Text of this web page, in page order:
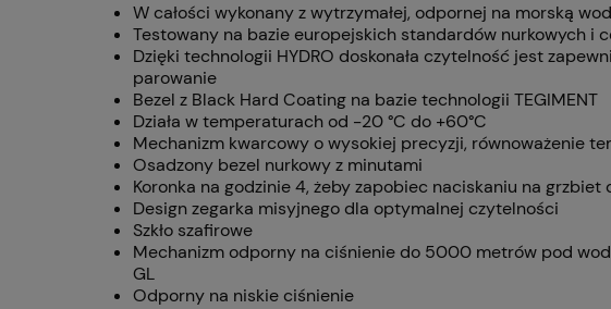
W całości wykonany z wytrzymałej, odpornej na morską
Testowany na bazie europejskich standardów nurkowych i
Dzięki technologii HYDRO doskonała czytelność jest
parowanie
Bezel z Black Hard Coating na bazie technologii TEGIMENT
Działa w temperaturach od -20 °C do +60°C
Mechanizm kwarcowy o wysokiej precyzji, równoważenie
Osadzony bezel nurkowy z minutami
Koronka na godzinie 4, żeby zapobiec naciskaniu na grzbiet
Design zegarka misyjnego dla optymalnej czytelności
Szkło szafirowe
Mechanizm odporny na ciśnienie do 5000 metrów pod
GL
Odporny na niskie ciśnienie